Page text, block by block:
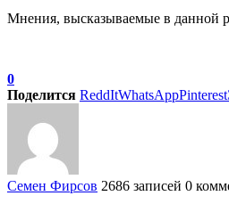
Мнения, высказываемые в данной
0
Поделится ReddItWhatsAppPinterest
Семен Фирсов 2686 записей 0